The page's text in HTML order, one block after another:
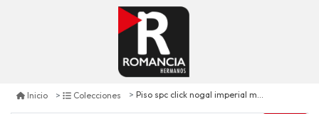
Inicio Colecciones Piso spc click nogal imperial ml501-10